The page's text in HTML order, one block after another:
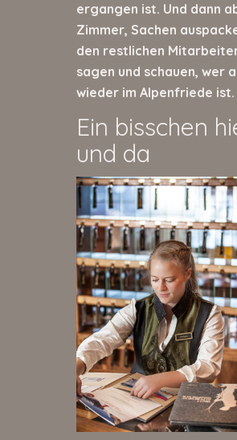
ergangen ist. Und dann
Zimmer, Sachen
den restlichen
sagen und schauen, wer
wieder im Alpenfriede ist.
Ein bisschen
und da